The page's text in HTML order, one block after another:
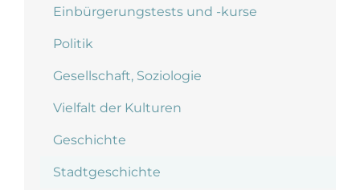
Einbürgerungstests und -kurse
Politik
Gesellschaft, Soziologie
Vielfalt der Kulturen
Geschichte
Stadtgeschichte